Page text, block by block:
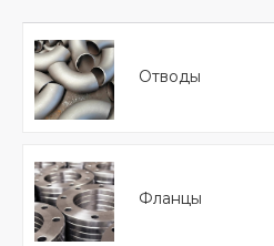
Отводы
Фланцы